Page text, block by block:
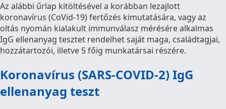
Az alábbi űrlap kitöltésével a korábban lezajlott
koronavírus (CoVid-19) fertőzés kimutatására, vagy az
oltás nyomán kialakult immunválasz mérésére alkalmas
IgG ellenanyag tesztet rendelhet saját maga, családtagjai,
hozzátartozói, illetve 5 főig munkatársai részére.
Koronavírus (SARS-COVID-2) IgG
ellenanyag teszt